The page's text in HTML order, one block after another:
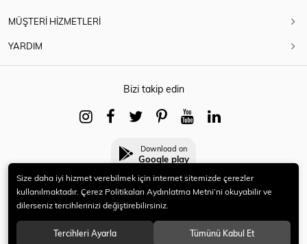
MÜŞTERİ HİZMETLERİ
YARDIM
Bizi takip edin
Download on
Google play
© 2021 HERYENİ. Tüm hakları saklıdır.
Size daha iyi hizmet verebilmek için internet sitemizde çerezler
kullanılmaktadır. Çerez Politikaları Aydınlatma Metni’ni okuyabilir ve
dilerseniz tercihlerinizi değiştirebilirsiniz.
Tercihleri Ayarla Tümünü Kabul Et